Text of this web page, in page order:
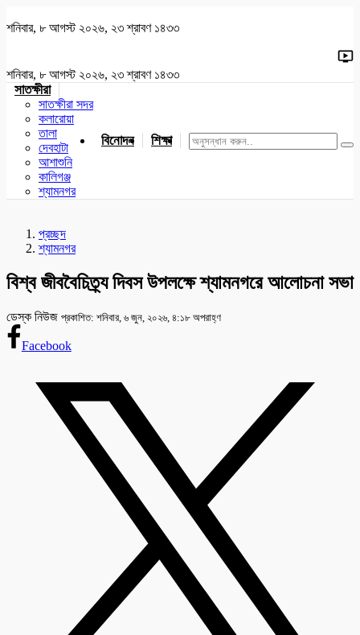
শনিবার, ৮ আগস্ট ২০২৬, ২৩ শ্রাবণ ১৪৩৩
শনিবার, ৮ আগস্ট ২০২৬, ২৩ শ্রাবণ ১৪৩৩
সাতক্ষীরা
সাতক্ষীরা সদর
কলারোয়া
তালা
দেবহাটা
আশাশুনি
কালিগঞ্জ
শ্যামনগর
বিনোদন শিক্ষা খেলাধুলা জাতীয় যশোর
প্রচ্ছদ
শ্যামনগর
বিশ্ব জীববৈচিত্র্য দিবস উপলক্ষে শ্যামনগরে আলোচনা সভা
ডেস্ক নিউজ প্রকাশিত: শনিবার, ৬ জুন, ২০২৬, ৪:১৮ অপরাহ্ণ
Facebook